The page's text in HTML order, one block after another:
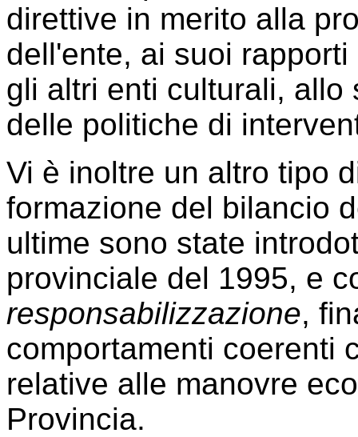
direttive in merito alla
dell'ente, ai suoi
gli altri enti culturali, allo
delle politiche di
Vi è inoltre un altro tipo
formazione del bilancio
ultime sono state
provinciale del 1995, e
responsabilizzazione,
comportamenti coerenti
relative alle manovre
Provincia.